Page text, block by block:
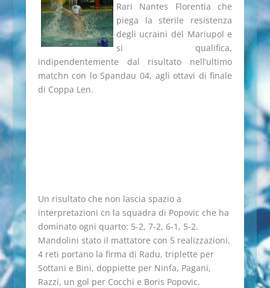
Rari Nantes Florentia che
piega la sterile resistenza
degli ucraini del Mariupol e
si qualifica,
indipendentemente dal risultato nell’ultimo
matchn con lo Spandau 04, agli ottavi di finale
di Coppa Len.
Un risultato che non lascia spazio a
interpretazioni cn la squadra di Popovic che ha
dominato ogni quarto: 5-2, 7-2, 6-1, 5-2.
Mandolini stato il mattatore con 5 realizzazioni,
4 reti portano la firma di Radu, triplette per
Sottani e Bini, doppiette per Ninfa, Pagani,
Razzi, un gol per Cocchi e Boris Popovic.